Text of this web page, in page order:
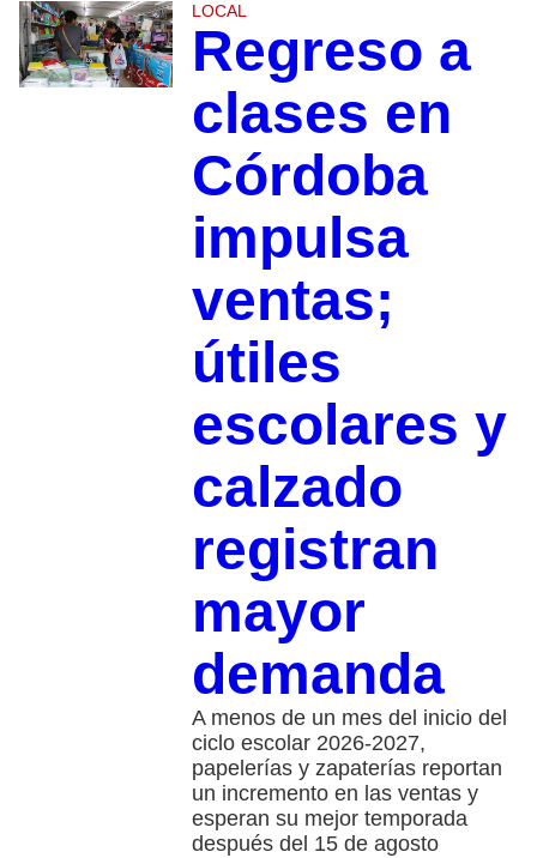
LOCAL
Regreso a
clases en
Córdoba
impulsa
ventas;
útiles
escolares y
calzado
registran
mayor
demanda
A menos de un mes del inicio del
ciclo escolar 2026-2027,
papelerías y zapaterías reportan
un incremento en las ventas y
esperan su mejor temporada
después del 15 de agosto